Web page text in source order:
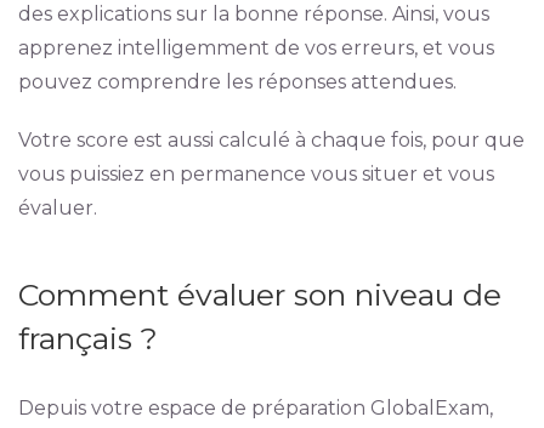
des explications sur la bonne réponse. Ainsi, vous
apprenez intelligemment de vos erreurs, et vous
pouvez comprendre les réponses attendues.
Votre score est aussi calculé à chaque fois, pour que
vous puissiez en permanence vous situer et vous
évaluer.
Comment évaluer son niveau de
français ?
Depuis votre espace de préparation GlobalExam,